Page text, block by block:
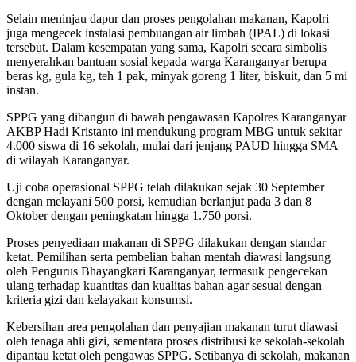
Selain meninjau dapur dan proses pengolahan makanan, Kapolri
juga mengecek instalasi pembuangan air limbah (IPAL) di lokasi
tersebut. Dalam kesempatan yang sama, Kapolri secara simbolis
menyerahkan bantuan sosial kepada warga Karanganyar berupa
beras kg, gula kg, teh 1 pak, minyak goreng 1 liter, biskuit, dan 5 mi
instan.
SPPG yang dibangun di bawah pengawasan Kapolres Karanganyar
AKBP Hadi Kristanto ini mendukung program MBG untuk sekitar
4.000 siswa di 16 sekolah, mulai dari jenjang PAUD hingga SMA
di wilayah Karanganyar.
Uji coba operasional SPPG telah dilakukan sejak 30 September
dengan melayani 500 porsi, kemudian berlanjut pada 3 dan 8
Oktober dengan peningkatan hingga 1.750 porsi.
Proses penyediaan makanan di SPPG dilakukan dengan standar
ketat. Pemilihan serta pembelian bahan mentah diawasi langsung
oleh Pengurus Bhayangkari Karanganyar, termasuk pengecekan
ulang terhadap kuantitas dan kualitas bahan agar sesuai dengan
kriteria gizi dan kelayakan konsumsi.
Kebersihan area pengolahan dan penyajian makanan turut diawasi
oleh tenaga ahli gizi, sementara proses distribusi ke sekolah-sekolah
dipantau ketat oleh pengawas SPPG. Setibanya di sekolah, makanan